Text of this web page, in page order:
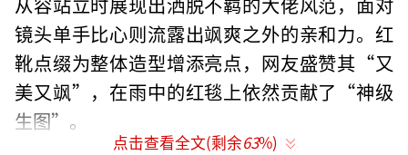
镜头单手比心则流露出飒爽之外的亲和力。红
靴点缀为整体造型增添亮点，网友盛赞其“又
美又飒”，在雨中的红毯上依然贡献了“神级
生图”。
点击查看全文(剩余63%)